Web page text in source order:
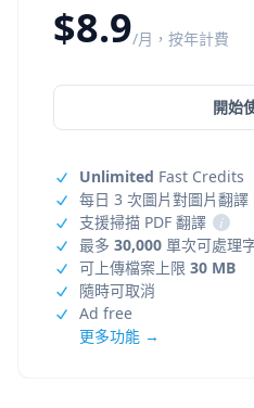
$8.9/月，按年計費
開始
Unlimited Fast Credits
每日 3 次圖片對圖片翻譯
支援掃描 PDF 翻譯
i
最多 30,000 單次可處理
可上傳檔案上限 30 MB
隨時可取消
Ad free
更多功能 →